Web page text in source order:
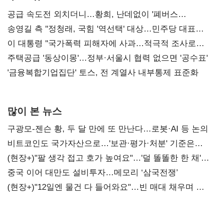
공급 속도전 외치더니…황희, 난데없이 '폐버스
리모델링' 제안
송영길 측 "정청래, 국힘 '역선택' 대상…민주당 대표로
총선 지휘 못해"
이 대통령 "국가폭력 피해자에 사과…적극적 조사로
진실 밝혀야"
주택공급 '동상이몽'…정부·서울시 협력 없으면 '공수표'
'금융복합기업집단' 토스, 전 계열사 내부통제 표준화
많이 본 뉴스
구광모-젠슨 황, 두 달 만에 또 만난다…로봇·AI 등 논의
비트코인도 국가자산으로…'보관·평가·처분' 기준은
숙제
(현장+)"팔 생각 접고 호가 높여요"…'덜 똘똘한 한 채'
20억 키맞추기
중국 이어 대만도 설비투자…메모리 ‘삼국전쟁’
(현장+)"12일엔 물건 다 들어와요"…빈 매대 채우며 문